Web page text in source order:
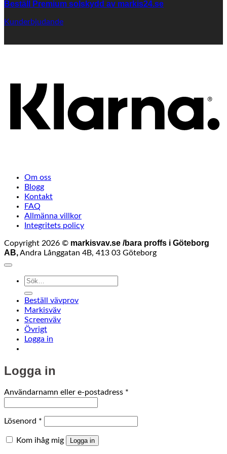
Beställ Premium solskydd av markis24.se
Kunderbjudande
Om oss
Blogg
Kontakt
FAQ
Allmänna villkor
Integritets policy
Copyright 2026 © markisvav.se /bara proffs i Göteborg
AB,Andra Långgatan 4B, 413 03 Göteborg
Sök
Beställ vävprov
Markisväv
Screenväv
Övrigt
Logga in
Logga in
Användarnamn eller e-postadress *
Lösenord *
Kom ihåg mig Logga in